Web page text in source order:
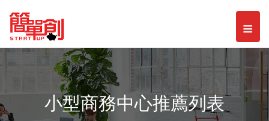
≡
小型商務中心推薦列表